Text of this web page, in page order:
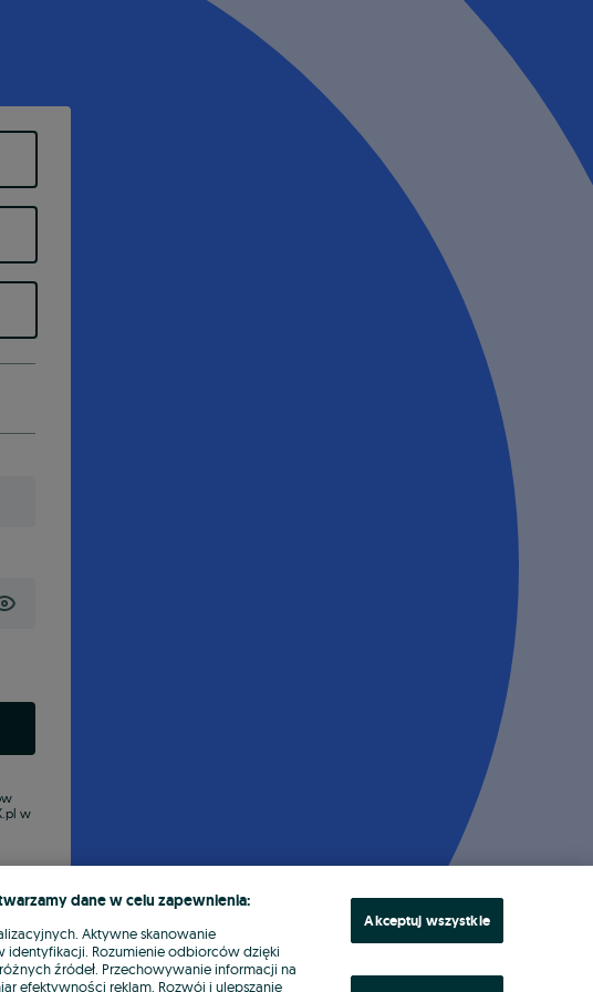
w
dane w celu zapewnienia:
Aktywne skanowanie
identyfikacji. Rozumienie odbiorców dzięki
źródeł. Przechowywanie informacji na
efektywności reklam. Rozwój i ulepszanie
Akceptuj wszystkie